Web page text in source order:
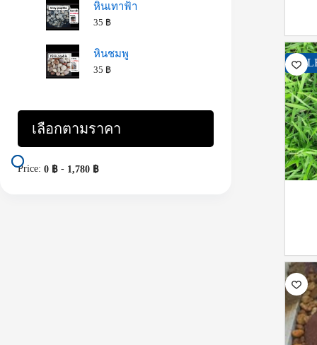
หินเทาฟ้า
35 ฿
หินชมพู
35 ฿
เลือกตามราคา
Price: 0 ฿ - 1,780 ฿